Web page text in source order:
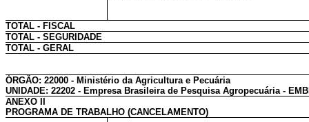
TOTAL - FISCAL
TOTAL - SEGURIDADE
TOTAL - GERAL
ÓRGÃO: 22000 - Ministério da Agricultura e Pecuária
UNIDADE: 22202 - Empresa Brasileira de Pesquisa Agropecuária -
ANEXO II
PROGRAMA DE TRABALHO (CANCELAMENTO)